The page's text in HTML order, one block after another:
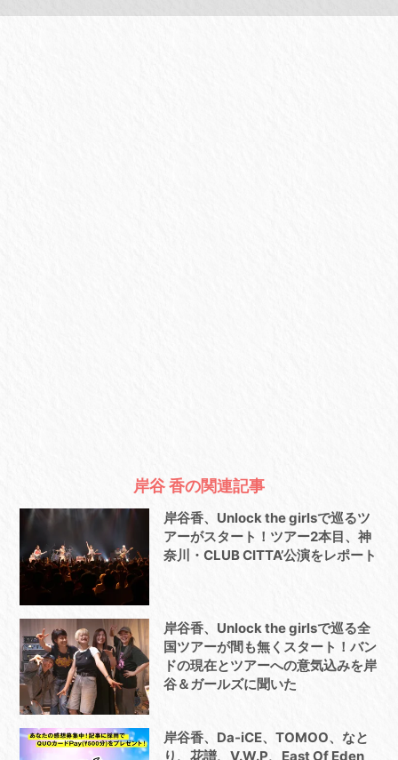
岸谷 香の関連記事
岸谷香、Unlock the girlsで巡るツ
アーがスタート！ツアー2本目、神
奈川・CLUB CITTA’公演をレポート
岸谷香、Unlock the girlsで巡る全
国ツアーが間も無くスタート！バン
ドの現在とツアーへの意気込みを岸
谷＆ガールズに聞いた
岸谷香、Da-iCE、TOMOO、なと
り、花譜、V.W.P、East Of Eden